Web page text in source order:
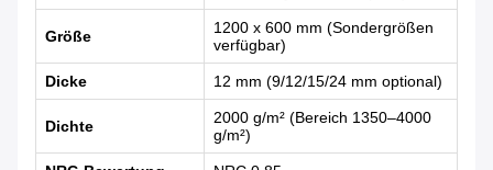
Größe
1200 x 600 mm (Sondergrößen
verfügbar)
Dicke 12 mm (9/12/15/24 mm optional)
Dichte
2000 g/m² (Bereich 1350–4000
g/m²)